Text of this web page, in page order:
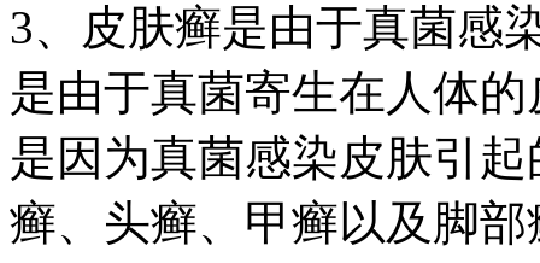
3、皮肤癣是由于真菌感
是由于真菌寄生在人体
是因为真菌感染皮肤引
癣、头癣、甲癣以及脚部